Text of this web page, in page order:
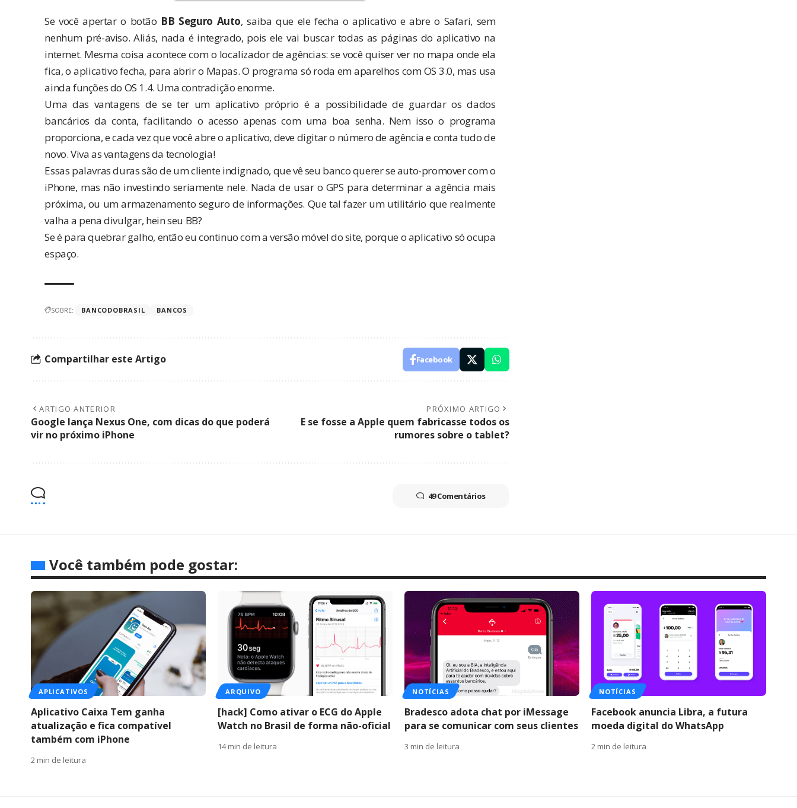
Se você apertar o botão BB Seguro Auto, saiba que ele fecha o aplicativo e abre o Safari, sem
nenhum pré-aviso. Aliás, nada é integrado, pois ele vai buscar todas as páginas do aplicativo na
internet. Mesma coisa acontece com o localizador de agências: se você quiser ver no mapa onde ela
fica, o aplicativo fecha, para abrir o Mapas. O programa só roda em aparelhos com OS 3.0, mas usa
ainda funções do OS 1.4. Uma contradição enorme.
Uma das vantagens de se ter um aplicativo próprio é a possibilidade de guardar os dados
bancários da conta, facilitando o acesso apenas com uma boa senha. Nem isso o programa
proporciona, e cada vez que você abre o aplicativo, deve digitar o número de agência e conta tudo de
novo. Viva as vantagens da tecnologia!
Essas palavras duras são de um cliente indignado, que vê seu banco querer se auto-promover com o
iPhone, mas não investindo seriamente nele. Nada de usar o GPS para determinar a agência mais
próxima, ou um armazenamento seguro de informações. Que tal fazer um utilitário que realmente
valha a pena divulgar, hein seu BB?
Se é para quebrar galho, então eu continuo com aversão móvel do site, porque o aplicativo só ocupa
espaço.
SOBRE: BANCODOBRASIL BANCOS
Compartilhar este Artigo Facebook
ARTIGO ANTERIOR
Google lança Nexus One, com dicas do que poderá
vir no próximo iPhone
PRÓXIMO ARTIGO
E se fosse a Apple quem fabricasse todos os
rumores sobre o tablet?
49 Comentários
Você também pode gostar:
APLICATIVOS
Aplicativo Caixa Tem ganha
atualização e fica compatível
também com iPhone
2 min de leitura
ARQUIVO
[hack] Como ativar o ECG do Apple
Watch no Brasil de forma não-oficial
14 min de leitura
NOTÍCIAS
Bradesco adota chat por iMessage
para se comunicar com seus clientes
3 min de leitura
NOTÍCIAS
Facebook anuncia Libra, a futura
moeda digital do WhatsApp
2 min de leitura